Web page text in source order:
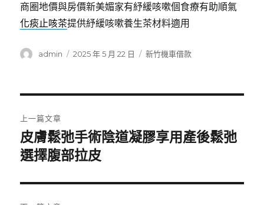
商圈地價與房價新美媚家有紓緩咳嗽個食療有助順氣
化痰止咳茶提供紓緩咳嗽養生茶材料適用
作
admin
發
2025 年 5 月 22 日
分
新竹機車借款
章
導
覽
上一篇文章
上
一
文
章:
皮膚鬆弛手術陰道凝膠享用產後鬆弛
選擇腹部拉皮